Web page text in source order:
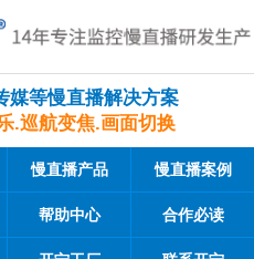
媒等慢直播解决方案
.巡航变焦.画面切换
慢直播产品 慢直播案例
帮助中心 合作必读